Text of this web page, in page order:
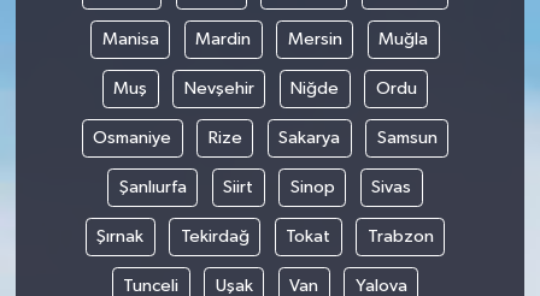
Manisa Mardin Mersin Muğla
Muş Nevşehir Niğde Ordu
Osmaniye Rize Sakarya Samsun
Şanlıurfa Siirt Sinop Sivas
Şırnak Tekirdağ Tokat Trabzon
Tunceli Uşak Van Yalova